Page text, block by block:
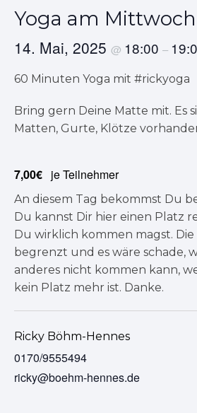
Yoga am Mittwoch
14. Mai, 2025 @ 18:00 –
60 Minuten Yoga mit #rickyoga
Bring gern Deine Matte mit. Es
Matten, Gurte, Klötze
7,00€ je Teilnehmer
An diesem Tag bekommst Du
Du kannst Dir hier einen Platz
Du wirklich kommen magst. Die
begrenzt und es wäre schade,
anderes nicht kommen kann,
kein Platz mehr ist. Danke.
Ricky Böhm-Hennes
0170/9555494
ricky@boehm-hennes.de